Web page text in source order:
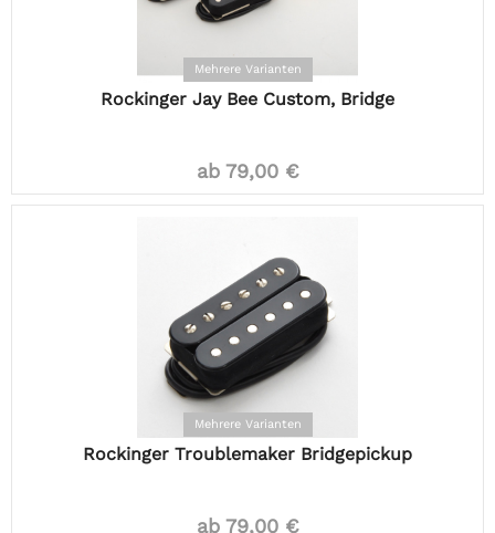
Mehrere Varianten
Rockinger Jay Bee Custom, Bridge
ab 79,00 €
Mehrere Varianten
Rockinger Troublemaker Bridgepickup
ab 79,00 €